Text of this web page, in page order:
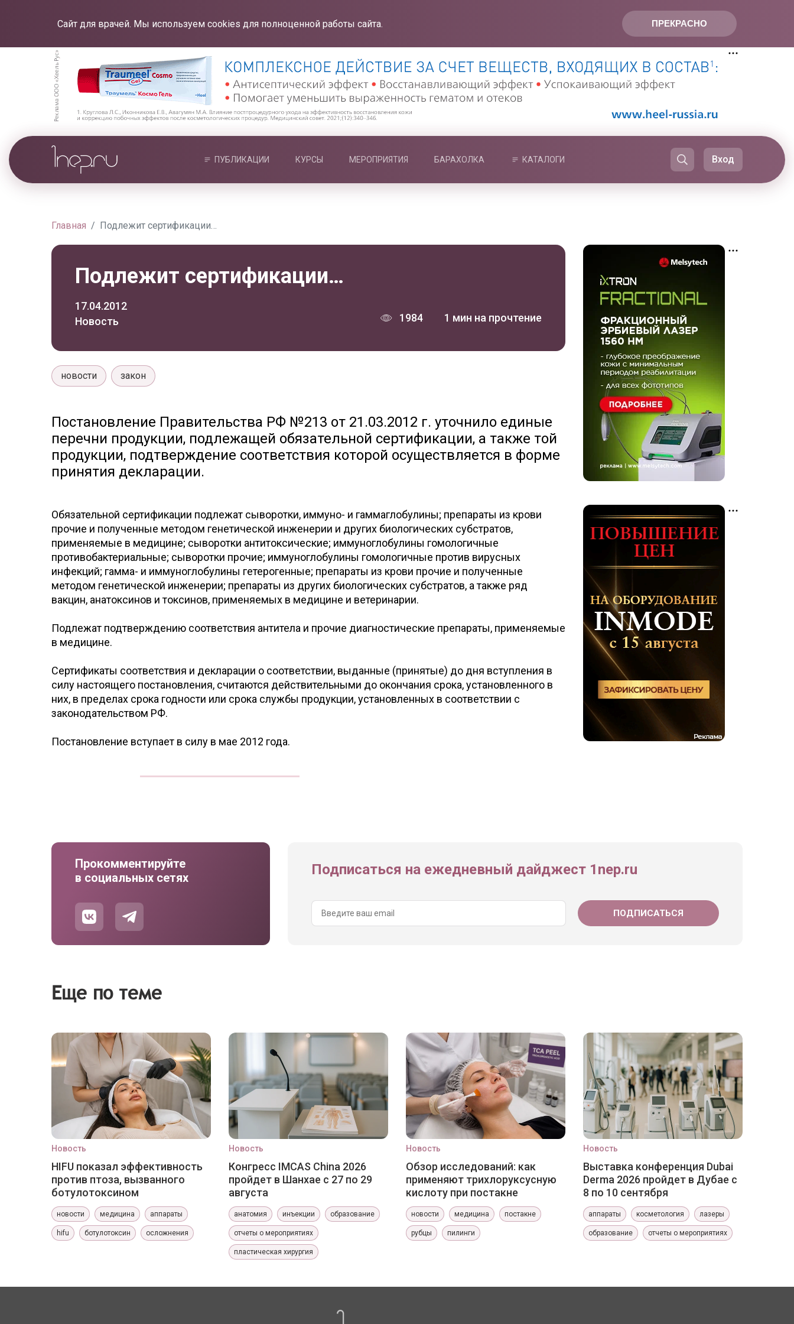
ПРЕКРАСНО
Сайт для врачей. Мы используем cookies для полноценной работы сайта.
ПУБЛИКАЦИИ КУРСЫ МЕРОПРИЯТИЯ БАРАХОЛКА КАТАЛОГИ Вход
Главная Подлежит сертификации…
Подлежит сертификации…
17.04.2012
Новость
1984 1 мин на прочтение
новости закон
Постановление Правительства РФ №213 от 21.03.2012 г. уточнило единые
перечни продукции, подлежащей обязательной сертификации, а также той
продукции, подтверждение соответствия которой осуществляется в форме
принятия декларации.
Обязательной сертификации подлежат сыворотки, иммуно- и гаммаглобулины; препараты из крови
прочие и полученные методом генетической инженерии и других биологических субстратов,
применяемые в медицине; сыворотки антитоксические; иммуноглобулины гомологичные
противобактериальные; сыворотки прочие; иммуноглобулины гомологичные против вирусных
инфекций; гамма- и иммуноглобулины гетерогенные; препараты из крови прочие и полученные
методом генетической инженерии; препараты из других биологических субстратов, а также ряд
вакцин, анатоксинов и токсинов, применяемых в медицине и ветеринарии.
Подлежат подтверждению соответствия антитела и прочие диагностические препараты, применяемые
в медицине.
Сертификаты соответствия и декларации о соответствии, выданные (принятые) до дня вступления в
силу настоящего постановления, считаются действительными до окончания срока, установленного в
них, в пределах срока годности или срока службы продукции, установленных в соответствии с
законодательством РФ.
Постановление вступает в силу в мае 2012 года.
Прокомментируйте
в социальных сетях
Подписаться на ежедневный дайджест 1nep.ru
Еще по теме
Новость
HIFU показал эффективность
против птоза, вызванного
ботулотоксином
новости медицина аппараты
hifu ботулотоксин осложнения
Новость
Конгресс IMCAS China 2026
пройдет в Шанхае с 27 по 29
августа
анатомия инъекции образование
отчеты о мероприятиях
пластическая хирургия
Новость
Обзор исследований: как
применяют трихлоруксусную
кислоту при постакне
новости медицина постакне
рубцы пилинги
Новость
Выставка конференция Dubai
Derma 2026 пройдет в Дубае с
8 по 10 сентября
аппараты косметология лазеры
образование отчеты о мероприятиях